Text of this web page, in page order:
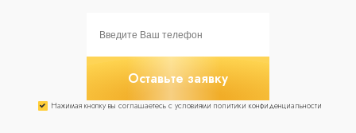
Оставьте заявку
Нажимая кнопку вы соглашаетесь с условиями политики конфиденциальности